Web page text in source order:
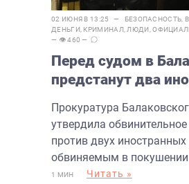
02 ИЮНЯ В 13:25 — БЕЗОПАСНОСТЬ
ДЕНЬГИ, КРИМИНАЛ ЛЮДИ ,
— 👁 460 —
Перед судом в
предстанут два
Прокуратура
утвердила
против двух
обвиняемым в покушении
1 МИН Читать »